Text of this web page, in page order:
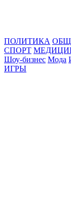
ПОЛИТИКА
СПОРТ
Шоу-бизнес Мода
ИГРЫ